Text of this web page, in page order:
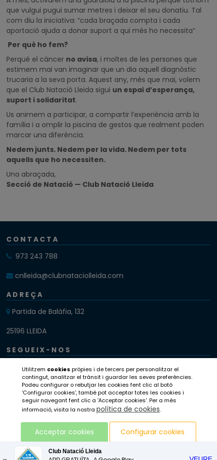
que vulgui pugui sumar metres i deixar el seu donatiu. Tal
com diu la iniciativa: “cada braçada compta i cada
aportació ajuda a donar suport a qui més ho necessita”
Per què ho fem?
Perquè el càncer no avisa, i moltes de les persones que
estimem mai van imaginar que un dia aquell diagnòstic
trucaria a la seva porta. Aquest any, més que mai, volem
que el Club Natació Lleida sigui un espai d’esperança,
suport i solidaritat.
Us animem a participar, a compartir l’experiència amb la
família i a omplir la piscina de gestos que realment poden
marcar una diferència.
Nedem junts. Nedem per la vida. Nedem per tots
aquells que ho necessiten.
Una abraçada,
Secció de Natació — Club Natació Lleida
CONTACTA
973 243 788
cnlleida@clubnataciolleida.com
ADREÇA
Partida de Balàfia, 132
25196 LLEIDA
SEGUEIX-NOS
Instagram
Twitter
Facebook
Avis legal Política de privacitat Compromís ètic
Utilitzem cookies pròpies i de tercers per personalitzar el
contingut, analitzar el trànsit i guardar les seves preferències.
Podeu configurar o rebutjar les cookies fent clic al botó
'Configurar cookies', també pot acceptar totes les cookies i
seguir navegant fent clic a 'Acceptar cookies'. Per a més
informació, visita la nostra política de cookies.
Acceptar cookies Configurar cookies
Club Natació Lleida